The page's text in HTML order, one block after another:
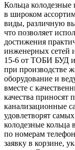
Кольца колодезные
в широком
виды, различную
что позволяет
достижения
инженерных сетей
15-6 от ТОБИ БУД
при производстве
оборудование и
вместе с
качества приносят
канализационные
удовлетворят
колодезные
по номерам
заявку в корзине,